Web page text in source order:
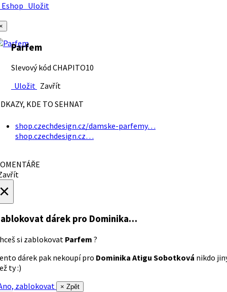
Uložit
Parfem
Slevový kód CHAPITO10
Uložit Zavřít
KDE TO SEHNAT
shop.czechdesign.cz/damske-parfemy…
shop.czechdesign.cz…
dárek pro Dominika…
si zablokovat Parfem ?
dárek pak nekoupí pro Dominika Atigu Sobotková nikdo
ty :)
zablokovat
× Zpět